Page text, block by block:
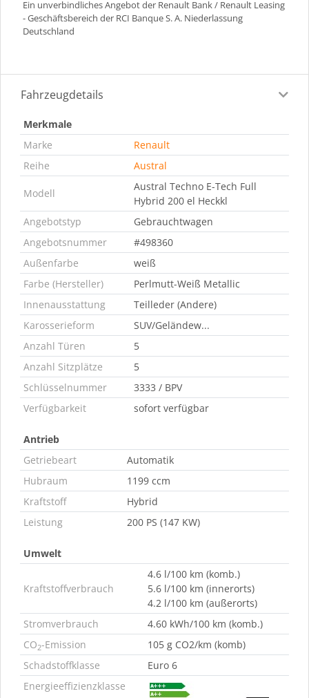
Ein unverbindliches Angebot der Renault Bank / Renault Leasing
- Geschäftsbereich der RCI Banque S. A. Niederlassung
Deutschland
Fahrzeugdetails
Merkmale
Marke
Renault
Reihe
Austral
Modell
Austral Techno E-Tech Full
Hybrid 200 el Heckkl
Angebotstyp
Gebrauchtwagen
Angebotsnummer
#498360
Außenfarbe
weiß
Farbe (Hersteller)
Perlmutt-Weiß Metallic
Innenausstattung
Teilleder (Andere)
Karosserieform
SUV/Geländew...
Anzahl Türen
5
Anzahl Sitzplätze
5
Schlüsselnummer
3333 / BPV
Verfügbarkeit
sofort verfügbar
Antrieb
Getriebeart
Automatik
Hubraum
1199 ccm
Kraftstoff
Hybrid
Leistung
200 PS (147 KW)
Umwelt
Kraftstoffverbrauch
4.6 l/100 km (komb.)
5.6 l/100 km (innerorts)
4.2 l/100 km (außerorts)
Stromverbrauch
4.60 kWh/100 km (komb.)
CO2-Emission
105 g CO2/km (komb)
Schadstoffklasse
Euro 6
Energieeffizienzklasse